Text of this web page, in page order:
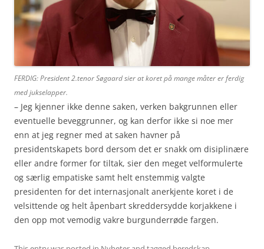
FERDIG: President 2.tenor Søgaard sier at koret på mange måter er ferdig
med jukselapper.
– Jeg kjenner ikke denne saken, verken bakgrunnen eller
eventuelle beveggrunner, og kan derfor ikke si noe mer
enn at jeg regner med at saken havner på
presidentskapets bord dersom det er snakk om disiplinære
eller andre former for tiltak, sier den meget velformulerte
og særlig empatiske samt helt enstemmig valgte
presidenten for det internasjonalt anerkjente koret i de
velsittende og helt åpenbart skreddersydde korjakkene i
den opp mot vemodig vakre burgunderrøde fargen.